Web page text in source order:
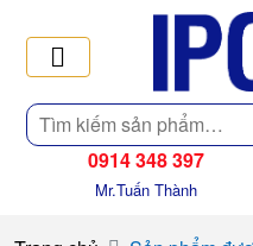
Tìm
kiếm
0914 348 397
Mr.Tuấn Thành